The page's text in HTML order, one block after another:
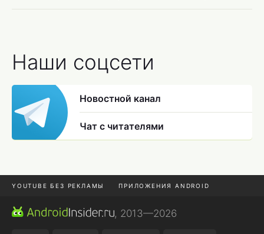
Наши соцсети
Новостной канал
Чат с читателями
YOUTUBE БЕЗ РЕКЛАМЫ ПРИЛОЖЕНИЯ ANDROID
МЕССЕНДЖЕРЫ ONE UI 8.5
, 2013—2026